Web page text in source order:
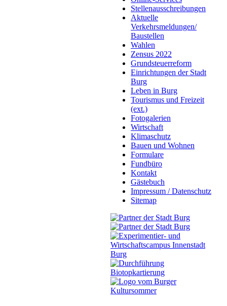
Stellenausschreibungen
Aktuelle
Verkehrsmeldungen/
Baustellen
Wahlen
Zensus 2022
Grundsteuerreform
Einrichtungen der Stadt
Burg
Leben in Burg
Tourismus und Freizeit
(ext.)
Fotogalerien
Wirtschaft
Klimaschutz
Bauen und Wohnen
Formulare
Fundbüro
Kontakt
Gästebuch
Impressum / Datenschutz
Sitemap